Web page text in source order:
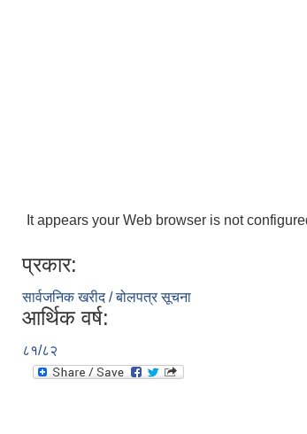
It appears your Web browser is not
प्रकार:
सार्वजनिक खरीद / बोलपत्र सूचना
आर्थिक वर्ष:
८१/८२